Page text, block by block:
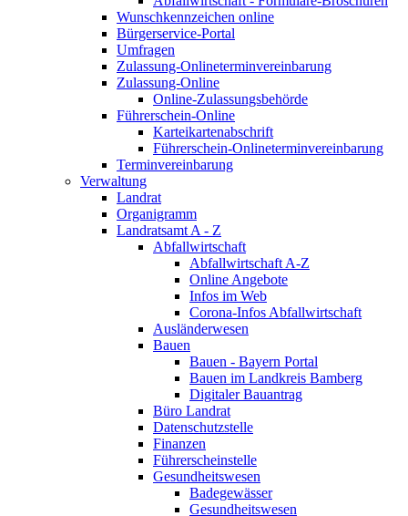
Wunschkennzeichen online
Bürgerservice-Portal
Umfragen
Zulassung-Onlineterminvereinbarung
Zulassung-Online
Online-Zulassungsbehörde
Führerschein-Online
Karteikartenabschrift
Führerschein-Onlineterminvereinbarung
Terminvereinbarung
Verwaltung
Landrat
Organigramm
Landratsamt A - Z
Abfallwirtschaft
Abfallwirtschaft A-Z
Online Angebote
Infos im Web
Corona-Infos Abfallwirtschaft
Ausländerwesen
Bauen
Bauen - Bayern Portal
Bauen im Landkreis Bamberg
Digitaler Bauantrag
Büro Landrat
Datenschutzstelle
Finanzen
Führerscheinstelle
Gesundheitswesen
Badegewässer
Gesundheitswesen